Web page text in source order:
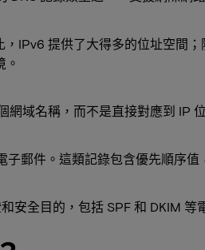
IPv6 提供了大得多的位址空間
。
域名稱，而不是直接對應到 IP
郵件。這類記錄包含優先順序
安全目的，包括 SPF 和 DKIM